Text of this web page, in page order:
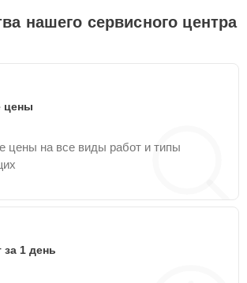
нашего сервисного центра
цены
цены на все виды работ и типы
за 1 день